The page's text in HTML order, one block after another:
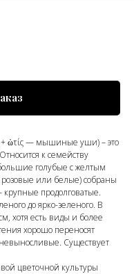
+ ὠτίς — мышиные уши) – это
к семейству
голубые с желтым
или белые) собраны
крупные продолговатые.
до ярко-зеленого. В
хотя есть виды и более
хорошо переносят
Существует
цветочной культуры